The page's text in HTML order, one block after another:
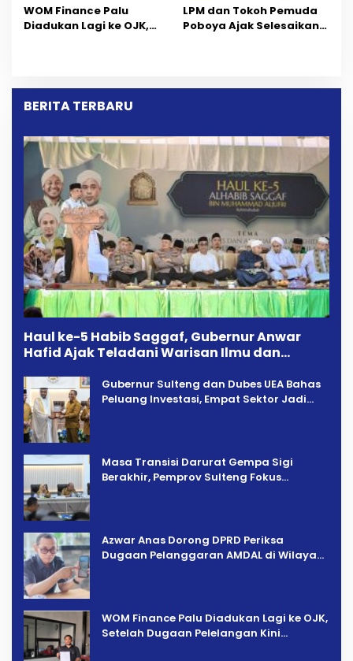
‎WOM Finance Palu
Diadukan Lagi ke OJK,
Dipersoalkan ‎
LPM dan Tokoh Pemuda
Poboya Ajak Selesaikan
BERITA TERBARU
Haul ke-5 Habib Saggaf, Gubernur Anwar
Hafid Ajak Teladani Warisan Ilmu dan
Gubernur Sulteng dan Dubes UEA Bahas
Peluang Investasi, Empat Sektor Jadi
Masa Transisi Darurat Gempa Sigi
Berakhir, Pemprov Sulteng Fokus
Azwar Anas Dorong DPRD Periksa
Dugaan Pelanggaran AMDAL di Wilayah
‎WOM Finance Palu Diadukan Lagi ke OJK,
Setelah Dugaan Pelelangan Kini